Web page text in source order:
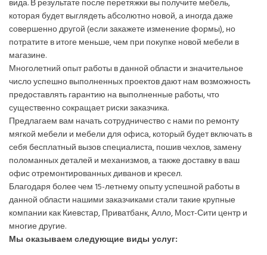
вида. В результате после перетяжки вы получите мебель,
которая будет выглядеть абсолютно новой, а иногда даже
совершенно другой (если закажете изменение формы), но
потратите в итоге меньше, чем при покупке новой мебели в
магазине.
Многолетний опыт работы в данной области и значительное
число успешно выполненных проектов дают нам возможность
предоставлять гарантию на выполненные работы, что
существенно сокращает риски заказчика.
Предлагаем вам начать сотрудничество с нами по ремонту
мягкой мебели и мебели для офиса, который будет включать в
себя бесплатный вызов специалиста, пошив чехлов, замену
поломанных деталей и механизмов, а также доставку в ваш
офис отремонтированных диванов и кресел.
Благодаря более чем 15-летнему опыту успешной работы в
данной области нашими заказчиками стали такие крупные
компании как Киевстар, Приватбанк, Алло, Мост-Сити центр и
многие другие.
Мы оказываем следующие виды услуг: